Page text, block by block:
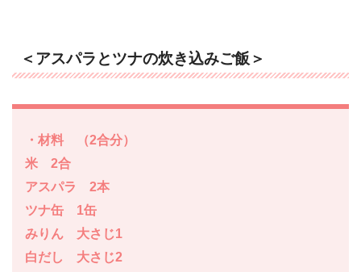
＜アスパラとツナの炊き込みご飯＞
・材料 （2合分）
米 2合
アスパラ 2本
ツナ缶 1缶
みりん 大さじ1
白だし 大さじ2